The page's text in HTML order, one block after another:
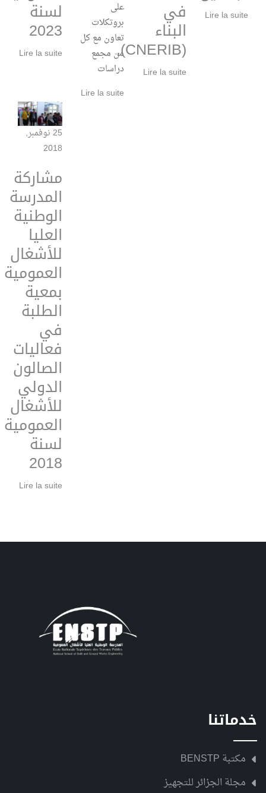
لسنة
2023
Lire la suite
على
بروتكلات
تعاون مع كل
من مجمع
دراسات
Lire la suite
في
البناء
(CNERIB).
Lire la suite
Lire la suite
25 نوفمبر,
2018
مشاركة
المدرسة
الوطنية
العليا
للأشغال
العمومية
بمعية
الطلبة
في
فعاليات
الصالون
الدولي
للأشغال
العمومية
لسنة
2018
Lire la suite
خدماتنا
مكتبة BENSTP
مجلة الجزائر للتجهيز